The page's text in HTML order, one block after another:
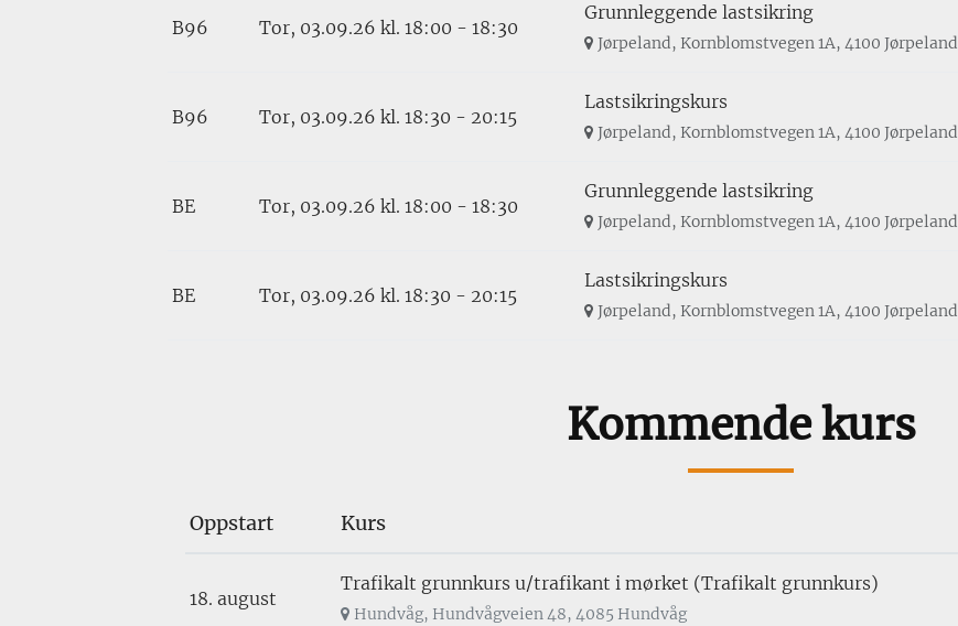
B96 Tor, 03.09.26 kl. 18:00 - 18:30
Grunnleggende lastsikring
Jørpeland, Kornblomstvegen 1A, 4100 Jørpeland
B96 Tor, 03.09.26 kl. 18:30 - 20:15
Lastsikringskurs
Jørpeland, Kornblomstvegen 1A, 4100 Jørpeland
BE Tor, 03.09.26 kl. 18:00 - 18:30
Grunnleggende lastsikring
Jørpeland, Kornblomstvegen 1A, 4100 Jørpeland
BE Tor, 03.09.26 kl. 18:30 - 20:15
Lastsikringskurs
Jørpeland, Kornblomstvegen 1A, 4100 Jørpeland
Kommende kurs
Oppstart Kurs
18. august
Trafikalt grunnkurs u/trafikant i mørket (Trafikalt grunnkurs)
Hundvåg, Hundvågveien 48, 4085 Hundvåg